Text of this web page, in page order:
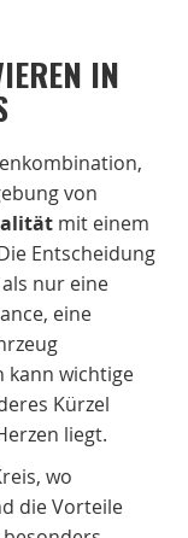
IN
von
mit einem
Entscheidung
nur eine
eine
kann wichtige
Kürzel
liegt.
wo
die Vorteile